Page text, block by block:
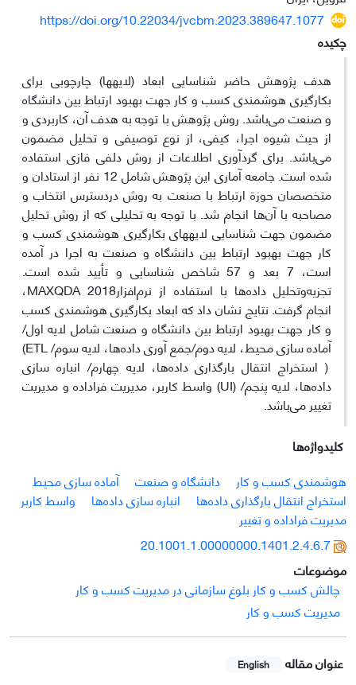
https://doi.org/10.22034/jvcbm.2023.389647.1077
چکیده
هدف پژوهش حاضر شناسایی ابعاد (لایه‎ها) چارچوبی برای
بکارگیری هوشمندی کسب و کار جهت بهبود ارتباط بین دانشگاه
و صنعت می‌باشد. روش پژوهش با توجه به هدف آن، کاربردی و
از حیث شیوه اجرا، کیفی، از نوع توصیفی و تحلیل مضمون
می‌باشد. برای گردآوری اطلاعات از روش دلفی فازی استفاده
شده است. جامعه آماری این پژوهش شامل 12 نفر از استادان و
متخصصان حوزة ارتباط با صنعت به روش دردسترس انتخاب و
مصاحبه با آن‌ها انجام شد. با توجه به تحلیلی که از روش تحلیل
مضمون جهت شناسایی لایه‎های بکارگیری هوشمندی کسب و
کار جهت بهبود ارتباط بین دانشگاه و صنعت به اجرا در آمده
است، 7 بعد و 57 شاخص شناسایی و تأیید شده است.
تجزیه‌وتحلیل داده‌ها با استفاده از نرم‌افزارMAXQDA 2018،
انجام گرفت. نتایج نشان داد که ابعاد بکارگیری هوشمندی کسب
و کار جهت بهبود ارتباط بین دانشگاه و صنعت شامل لایه اول/
آماده سازی محیط، لایه دوم/جمع آوری داده‌ها، لایه سوم/ ETL)
( استخراج انتقال بارگذاری داده‌ها، لایه چهارم/ انباره سازی
داده‌ها، لایه پنجم/ (UI) واسط کاربر، مدیریت فراداده و مدیریت
تغییر می‌باشد.
کلیدواژه‌ها
هوشمندی کسب و کار
دانشگاه و صنعت
آماده سازی محیط
استخراج انتقال بارگذاری داده‌ها
انباره سازی داده‌ها
واسط کاربر
مدیریت فراداده و تغییر
20.1001.1.00000000.1401.2.4.6.7
موضوعات
چالش کسب و کار بلوغ سازمانی در مدیریت کسب و کار
مدیریت کسب و کار
عنوان مقاله English